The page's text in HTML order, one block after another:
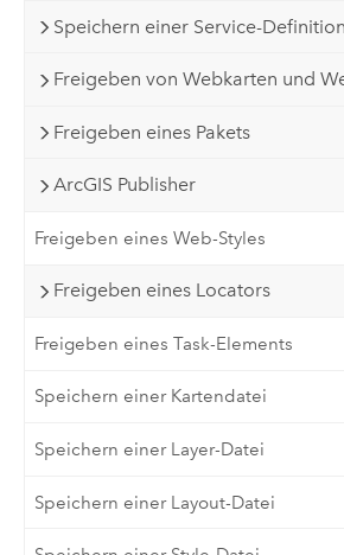
Speichern einer Service-Definition
Freigeben von Webkarten und
Freigeben eines Pakets
ArcGIS Publisher
Freigeben eines Web-Styles
Freigeben eines Locators
Freigeben eines Task-Elements
Speichern einer Kartendatei
Speichern einer Layer-Datei
Speichern einer Layout-Datei